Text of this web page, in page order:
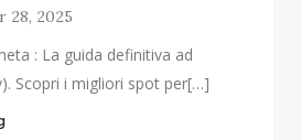
28, 2025
: La guida definitiva ad
Scopri i migliori spot per[…]